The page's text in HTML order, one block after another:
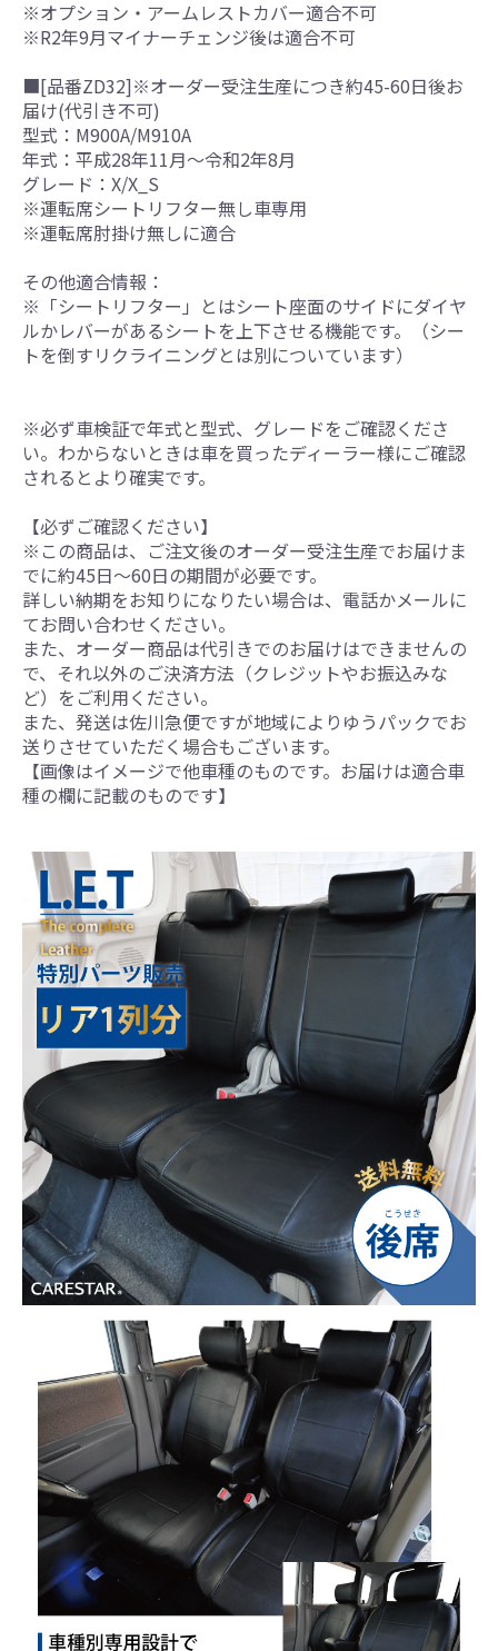
※オプション・アームレストカバー適合不可
※R2年9月マイナーチェンジ後は適合不可
■[品番ZD32]※オーダー受注生産につき約45-60日後お
届け(代引き不可)
型式：M900A/M910A
年式：平成28年11月～令和2年8月
グレード：X/X_S
※運転席シートリフター無し車専用
※運転席肘掛け無しに適合
その他適合情報：
※「シートリフター」とはシート座面のサイドにダイヤ
ルかレバーがあるシートを上下させる機能です。（シー
トを倒すリクライニングとは別についています）
※必ず車検証で年式と型式、グレードをご確認くださ
い。わからないときは車を買ったディーラー様にご確認
されるとより確実です。
【必ずご確認ください】
※この商品は、ご注文後のオーダー受注生産でお届けま
でに約45日～60日の期間が必要です。
詳しい納期をお知りになりたい場合は、電話かメールに
てお問い合わせください。
また、オーダー商品は代引きでのお届けはできませんの
で、それ以外のご決済方法（クレジットやお振込みな
ど）をご利用ください。
また、発送は佐川急便ですが地域によりゆうパックでお
送りさせていただく場合もございます。
【画像はイメージで他車種のものです。お届けは適合車
種の欄に記載のものです】